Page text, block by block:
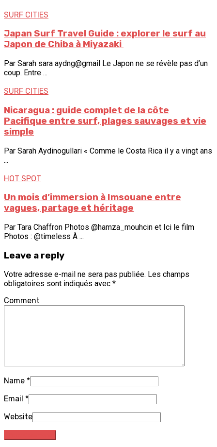
SURF CITIES
Japan Surf Travel Guide : explorer le surf au
Japon de ⁠Chiba à ⁠Miyazaki
Par Sarah sara aydng@gmail Le Japon ne se révèle pas d’un
coup. Entre ...
SURF CITIES
Nicaragua : guide complet de la côte
Pacifique entre surf, plages sauvages et vie
simple
Par Sarah Aydinogullari « Comme le Costa Rica il y a vingt ans
...
HOT SPOT
Un mois d’immersion à Imsouane entre
vagues, partage et héritage
Par Tara Chaffron Photos @hamza_mouhcin et Ici le film
Photos : @timeless À ...
Leave a reply
Votre adresse e-mail ne sera pas publiée. Les champs
obligatoires sont indiqués avec *
Comment
Name *
Email *
Website